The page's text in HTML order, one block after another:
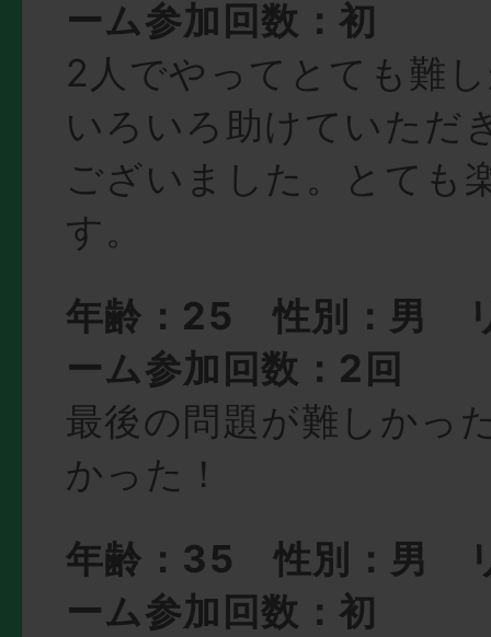
ーム参加回数：初
2人でやってとても難
いろいろ助けていただ
ございました。とても
す。
年齢：25 性別：男
ーム参加回数：2回
最後の問題が難しかっ
かった！
年齢：35 性別：男
ーム参加回数：初